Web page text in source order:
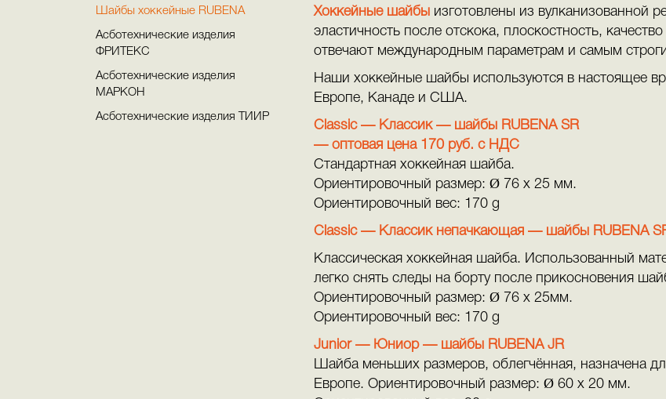
Шайбы хоккейные RUBENA
Асботехнические изделия
ФРИТЕКС
Асботехнические изделия
МАРКОН
Асботехнические изделия ТИИР
Хоккейные шайбыизготовлены из вулканизованной
эластичность после отскока, плоскостность,
отвечают международным параметрам и самым
Наши хоккейные шайбы используются в настоящее
Европе, Канаде и США.
Classic — Классик — шайбы RUBENA SR
— оптовая цена 170 руб. с НДС
Стандартная хоккейная шайба.
Ориентировочный размер: Ø 76 x 25 мм.
Ориентировочный вес: 170 g
Classic — Классик непачкающая — шайбы RUBENA
Классическая хоккейная шайба. Использованный
легко снять следы на борту после прикосновения
Ориентировочный размер: Ø 76 x 25мм.
Ориентировочный вес: 170 g
Junior — Юниор — шайбы RUBENA JR
Шайба меньших размеров, облегчённая, назначена
Европе. Ориентировочный размер: Ø 60 x 20 мм.